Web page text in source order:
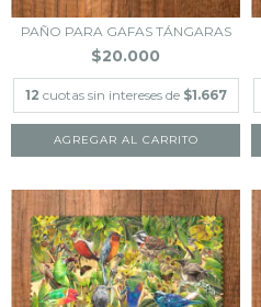
PAÑO PARA GAFAS TÁNGARAS
$20.000
12 cuotas sin intereses de $1.667